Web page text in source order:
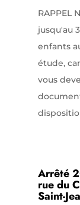
RAPPEL
jusqu'au
enfants
étude,
vous
Arrêté
rue du
Saint-